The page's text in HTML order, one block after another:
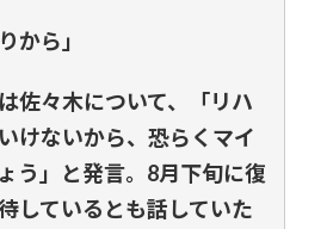
から」
佐々木について、「リハ
けないから、恐らくマイ
う」と発言。8月下旬に復
しているとも話していた